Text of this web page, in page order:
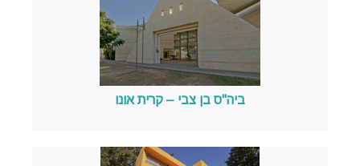
ביה"ס בן צבי – קרית אונו